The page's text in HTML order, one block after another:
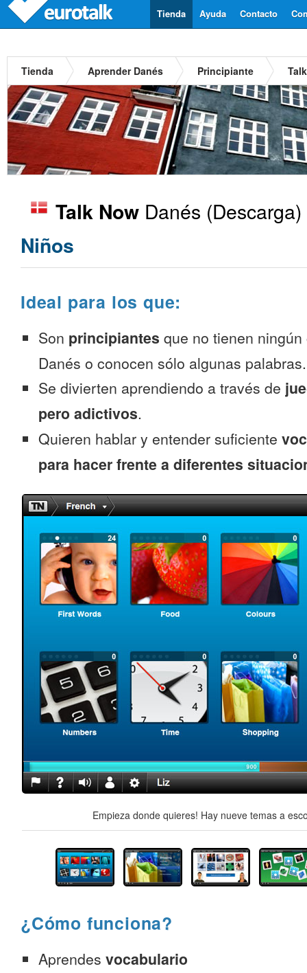
Contacto
Ayuda
Tienda
Tienda Aprender Danés Principiante
Talk Now Danés
Niños
Ideal para los que:
Son principiantes que no tienen
Danés o conocen sólo algunas palabras.
Se divierten aprendiendo a través de
pero adictivos.
Quieren hablar y entender suficiente
para hacer frente a diferentes
Empieza donde quieres! Hay nueve temas a
¿Cómo funciona?
Aprendes vocabulario